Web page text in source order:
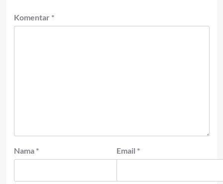
Komentar *
Nama * Email *